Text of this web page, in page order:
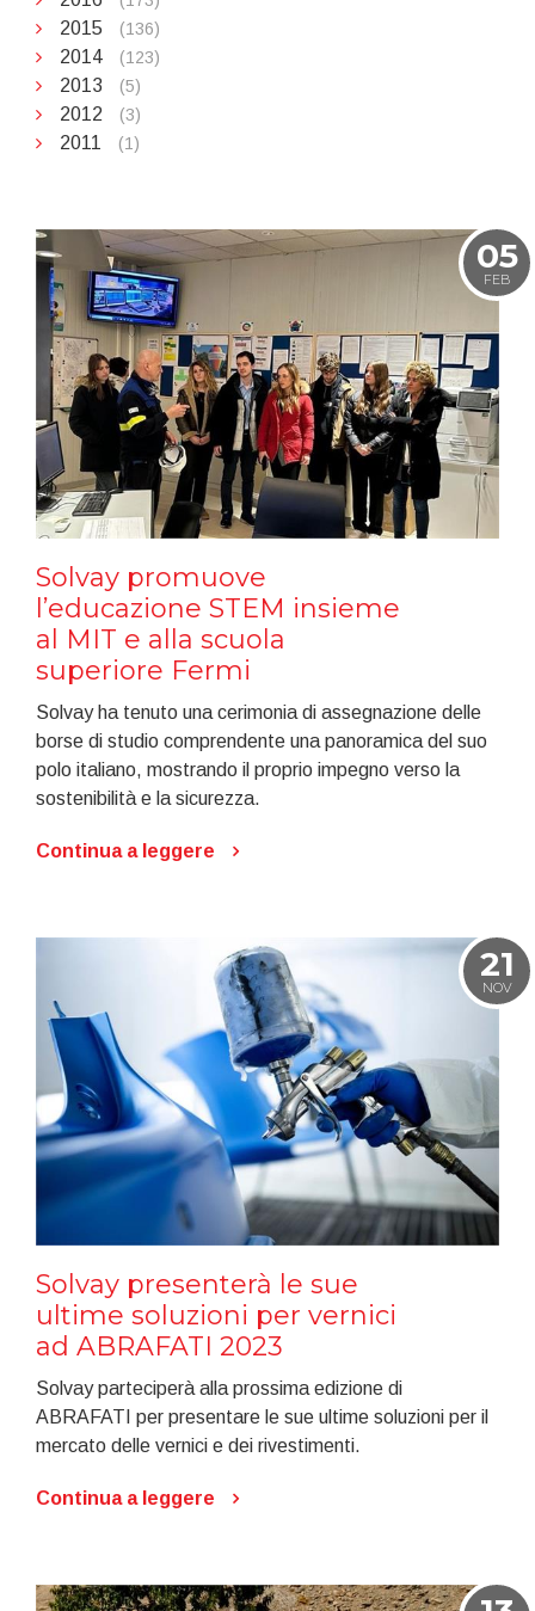
2015 (136)
2014 (123)
2013 (5)
2012 (3)
2011 (1)
05
FEB
Solvay promuove
l’educazione STEM insieme
al MIT e alla scuola
superiore Fermi
Solvay ha tenuto una cerimonia di assegnazione delle
borse di studio comprendente una panoramica del suo
polo italiano, mostrando il proprio impegno verso la
sostenibilità e la sicurezza.
Continua a leggere
21
NOV
Solvay presenterà le sue
ultime soluzioni per vernici
ad ABRAFATI 2023
Solvay parteciperà alla prossima edizione di
ABRAFATI per presentare le sue ultime soluzioni per il
mercato delle vernici e dei rivestimenti.
Continua a leggere